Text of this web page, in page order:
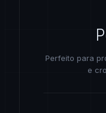
Perfeito para
e